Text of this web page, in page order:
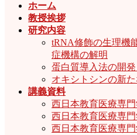
ホーム
教授挨拶
研究内容
tRNA修飾の生理機
症機構の解明
蛋白質導入法の開
オキシトシンの新
講義資料
西日本教育医療専
西日本教育医療専
西日本教育医療専